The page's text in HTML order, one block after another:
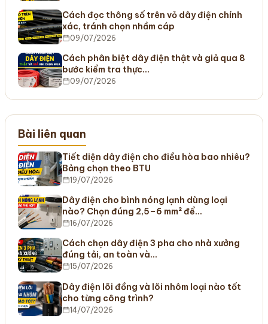
Cách đọc thông số trên vỏ dây điện chính
xác, tránh chọn nhầm cáp
09/07/2026
Cách phân biệt dây điện thật và giả qua 8
bước kiểm tra thực…
09/07/2026
Bài liên quan
Tiết diện dây điện cho điều hòa bao nhiêu?
Bảng chọn theo BTU
19/07/2026
Dây điện cho bình nóng lạnh dùng loại
nào? Chọn đúng 2,5–6 mm² để…
16/07/2026
Cách chọn dây điện 3 pha cho nhà xưởng
đúng tải, an toàn và…
15/07/2026
Dây điện lõi đồng và lõi nhôm loại nào tốt
cho từng công trình?
14/07/2026